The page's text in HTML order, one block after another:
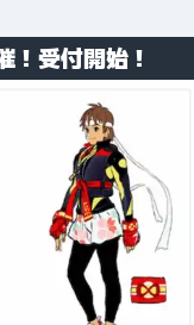
！受付開始！